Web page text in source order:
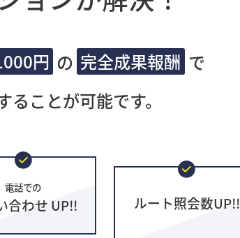
円 の 完全成果報酬 で
ることが可能です。
電話での
合わせ UP!! ルート照会数UP!!